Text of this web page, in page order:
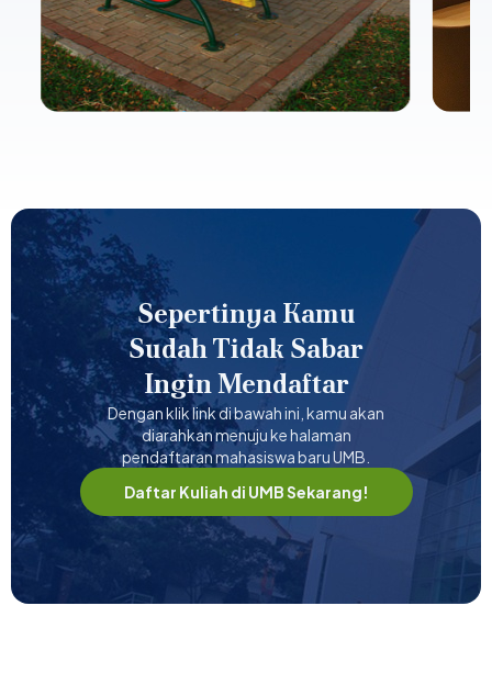
Sepertinya Kamu
Sudah Tidak Sabar
Ingin Mendaftar
Dengan klik link di bawah ini, kamu akan
diarahkan menuju ke halaman
pendaftaran mahasiswa baru UMB.
Daftar Kuliah di UMB Sekarang!